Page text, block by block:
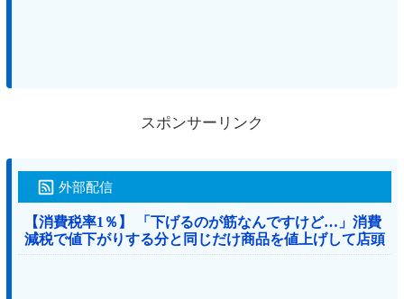
スポンサーリンク
外部配信
【消費税率1％】 「下げるのが筋なんですけど…」消費
減税で値下がりする分と同じだけ商品を値上げして店頭
価格を変えない店も